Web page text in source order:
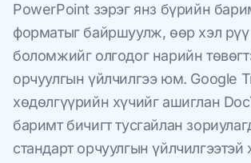
PowerPoint зэрэг янз бүрийн
форматыг байршуулж, өөр хэл рүү
боломжийг олгодог нарийн
орчуулгын үйлчилгээ юм. Google
хөдөлгүүрийн хүчийг ашиглан
баримт бичигт тусгайлан
стандарт орчуулгын үйлчилгээтэй